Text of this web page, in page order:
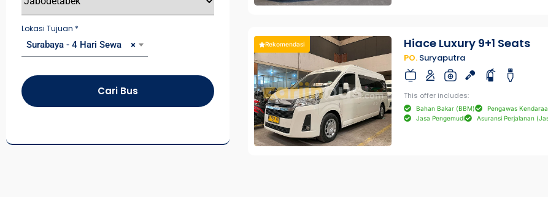
Lokasi Tujuan *
×
Surabaya - 4 Hari Sewa
Cari Bus
Rekomendasi Hiace Luxury 9+1 Seats
PO. Suryaputra
This offer includes:
Bahan Bakar (BBM)
Pengawas
Jasa Pengemudi
Asuransi Perjalanan